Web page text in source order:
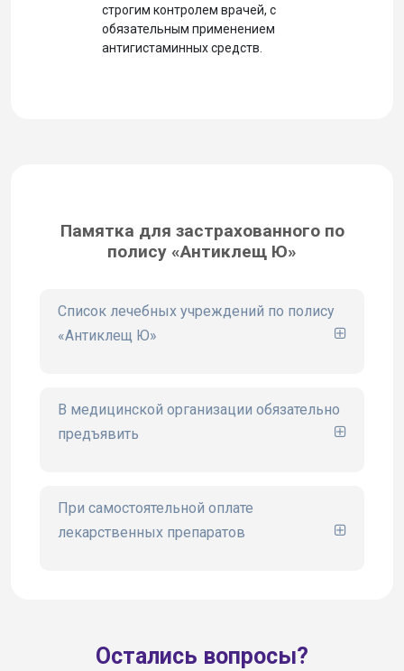
строгим контролем врачей, с
обязательным применением
антигистаминных средств.
Памятка для застрахованного по
полису «Антиклещ Ю»
Список лечебных учреждений по полису
«Антиклещ Ю»
В медицинской организации обязательно
предъявить
При самостоятельной оплате
лекарственных препаратов
Остались вопросы?